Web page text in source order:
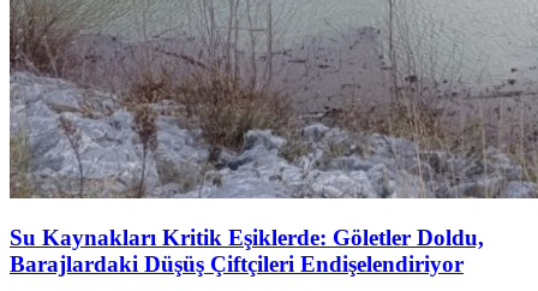
Su Kaynakları Kritik Eşiklerde: Göletler Doldu,
Barajlardaki Düşüş Çiftçileri Endişelendiriyor